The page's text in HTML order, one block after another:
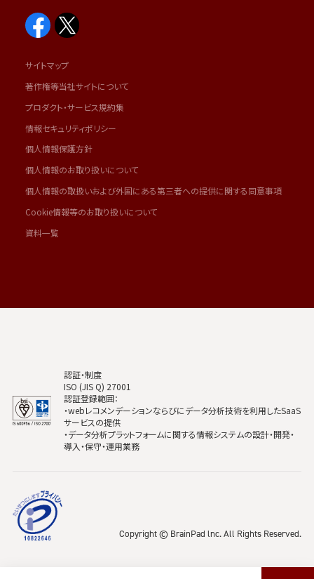
サイトマップ
著作権等当社サイトについて
プロダクト・サービス規約集
情報セキュリティポリシー
個人情報保護方針
個人情報のお取り扱いについて
個人情報の取扱いおよび外国にある第三者への提供に関する同意事項
Cookie情報等のお取り扱いについて
資料一覧
認証・制度
ISO (JIS Q) 27001
認証登録範囲：
・webレコメンデーションならびにデータ分析技術を利用したSaaS
サービスの提供
・データ分析プラットフォームに関する情報システムの設計・開発・
導入・保守・運用業務
Copyright © BrainPad lnc. All Rights Reserved.